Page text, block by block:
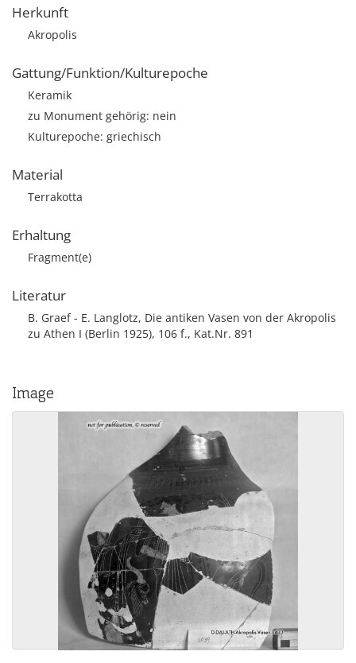
Herkunft
Akropolis
Gattung/Funktion/Kulturepoche
Keramik
zu Monument gehörig: nein
Kulturepoche: griechisch
Material
Terrakotta
Erhaltung
Fragment(e)
Literatur
B. Graef - E. Langlotz, Die antiken Vasen von der Akropolis
zu Athen I (Berlin 1925), 106 f., Kat.Nr. 891
Image